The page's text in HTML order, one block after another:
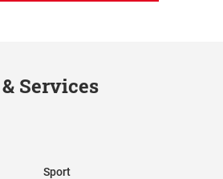
Services
Sport